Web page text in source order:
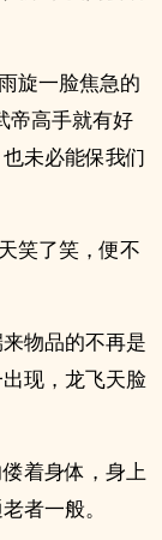
旋一脸焦急的
帝高手就有好
未必能保我们
笑了笑，便不
物品的不再是
现，龙飞天脸
着身体，身上
者一般。